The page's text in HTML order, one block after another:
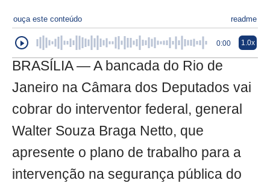
ouça este conteúdo readme
0:00 1.0x
BRASÍLIA — A bancada do Rio de
Janeiro na Câmara dos Deputados vai
cobrar do interventor federal, general
Walter Souza Braga Netto, que
apresente o plano de trabalho para a
intervenção na segurança pública do